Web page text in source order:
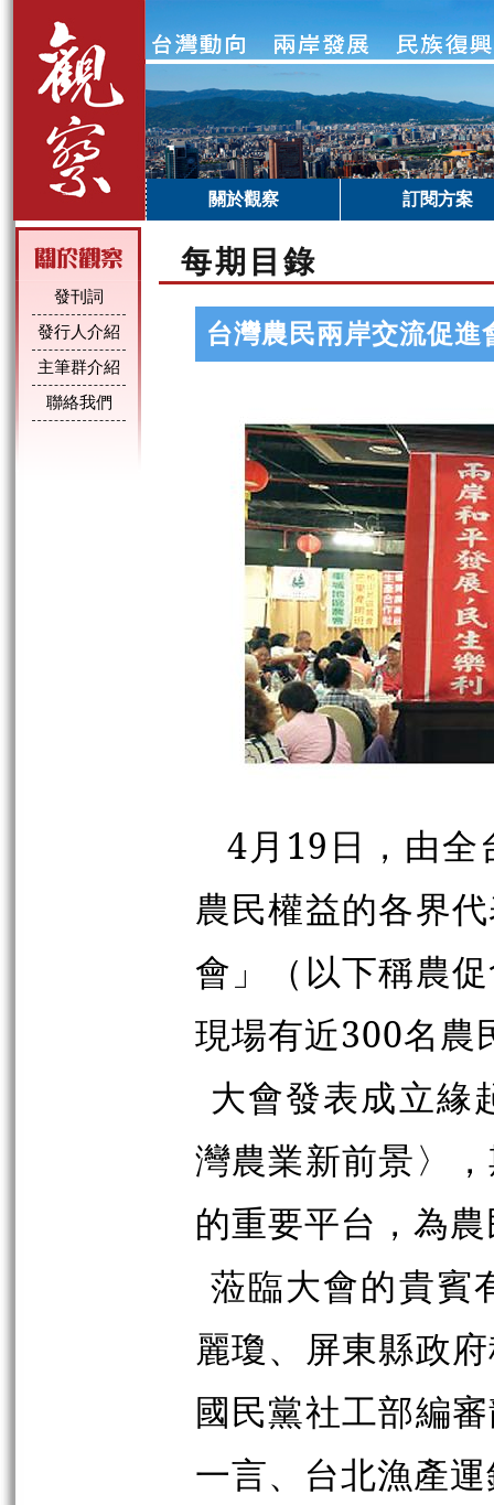
關於觀察 訂閱方案
發刊詞
發行人介紹
主筆群介紹
聯絡我們
每期目錄
台灣農民兩岸交流促
4月19日，由全
農民權益的各界
會」（以下稱農
現場有近300名農
大會發表成立緣
灣農業新前景〉
的重要平台，為
蒞臨大會的貴賓
麗瓊、屏東縣政
國民黨社工部編
一言、台北漁產